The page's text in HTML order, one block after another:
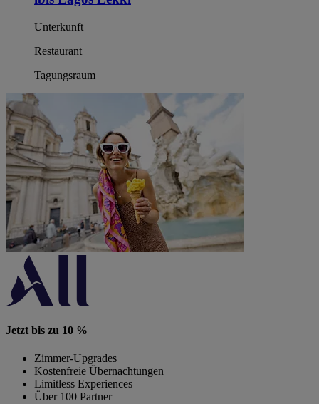
Unterkunft
Restaurant
Tagungsraum
Jetzt bis zu 10 %
Zimmer-Upgrades
Kostenfreie Übernachtungen
Limitless Experiences
Über 100 Partner